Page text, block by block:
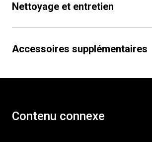
Nettoyage et entretien
Accessoires supplémentaires
Contenu connexe